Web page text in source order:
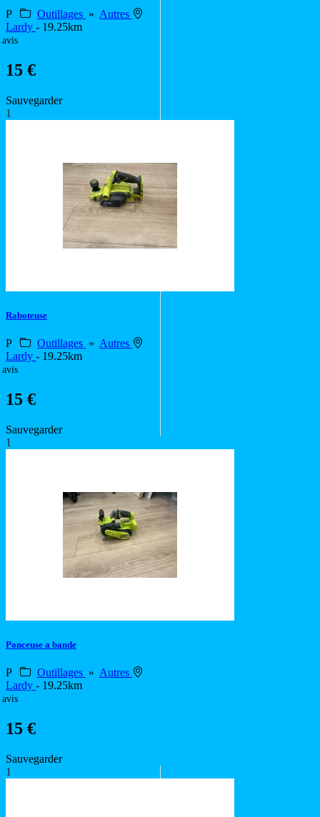
P Outillages » Autres
Lardy - 19.25km
avis
15 €
Sauvegarder
1
Raboteuse
P Outillages » Autres
Lardy - 19.25km
avis
15 €
Sauvegarder
1
Ponceuse a bande
P Outillages » Autres
Lardy - 19.25km
avis
15 €
Sauvegarder
1